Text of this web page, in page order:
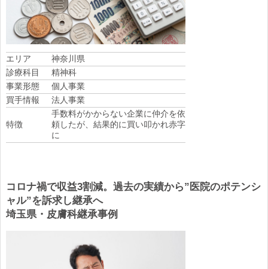
エリア
神奈川県
診療科目
精神科
事業形態
個人事業
買手情報
法人事業
特徴
手数料がかからない企業に仲介を依
頼したが、結果的に買い叩かれ赤字
に
コロナ禍で収益3割減。過去の実績から”医院のポテンシ
ャル”を訴求し継承へ
埼玉県・皮膚科継承事例